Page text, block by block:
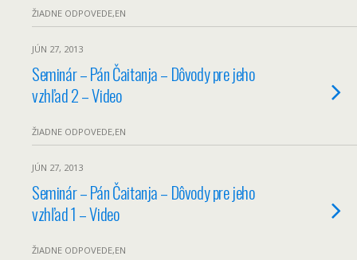
ŽIADNE ODPOVEDE,EN
JÚN 27, 2013
Seminár – Pán Čaitanja – Dôvody pre jeho
vzhľad 2 – Video
ŽIADNE ODPOVEDE,EN
JÚN 27, 2013
Seminár – Pán Čaitanja – Dôvody pre jeho
vzhľad 1 – Video
ŽIADNE ODPOVEDE,EN